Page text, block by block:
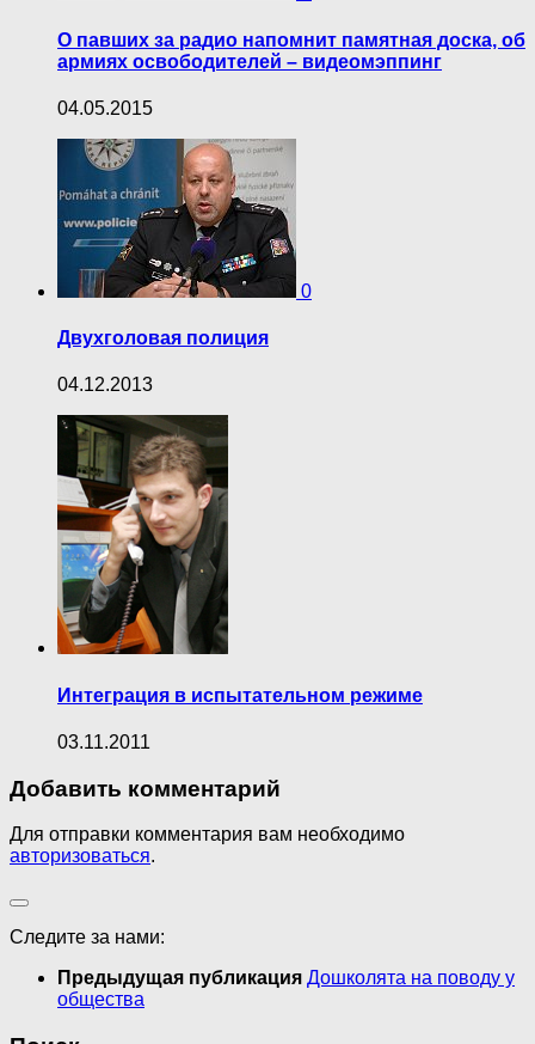
О павших за радио напомнит памятная доска, об
армиях освободителей – видеомэппинг
04.05.2015
0
Двухголовая полиция
04.12.2013
Интеграция в испытательном режиме
03.11.2011
Добавить комментарий
Для отправки комментария вам необходимо
авторизоваться.
Следите за нами:
Предыдущая публикация Дошколята на поводу у
общества